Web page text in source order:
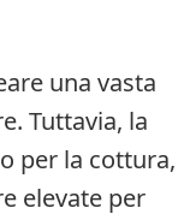
una vasta
Tuttavia, la
per la cottura,
elevate per